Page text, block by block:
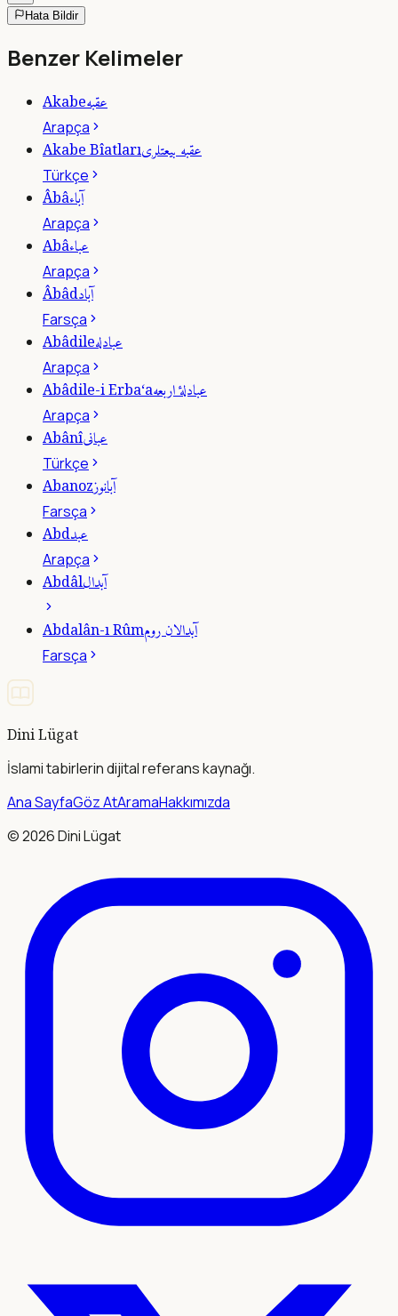
Hata Bildir
Benzer Kelimeler
Akabeعقبه
Arapça
Akabe Bîatlarıعقبه بيعتلرى
Türkçe
Âbâآباء
Arapça
Abâعباء
Arapça
Âbâdآباد
Farsça
Abâdileعبادله
Arapça
Abâdile-i Erba‘aعبادلۀ اربعه
Arapça
Abânîعبانى
Türkçe
Abanozآبانوز
Farsça
Abdعبد
Arapça
Abdâlآبدال
Abdalân-ı Rûmآبدالان روم
Farsça
Dini Lügat
İslami tabirlerin dijital referans kaynağı.
Ana SayfaGöz AtAramaHakkımızda
©2026Dini Lügat